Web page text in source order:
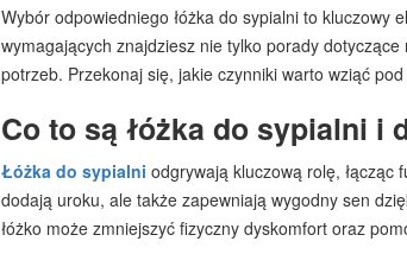
Wybór odpowiedniego łóżka do sypialni to kluczowy
wymagających znajdziesz nie tylko porady
potrzeb. Przekonaj się, jakie czynniki warto wziąć
Co to są łóżka do sypialni i
Łóżka do sypialni odgrywają kluczową rolę,
dodają uroku, ale także zapewniają wygodny sen
łóżko może zmniejszyć fizyczny dyskomfort oraz